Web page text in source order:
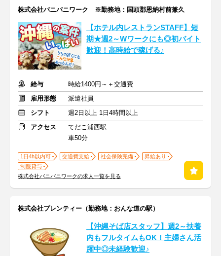
株式会社パニパニワーク ※勤務地：国頭郡恩納村前兼久
【ホテル内レストランSTAFF】短
期★週2～Wワークにも◎初バイト
歓迎！高時給で稼げる♪
給与
時給1400円～＋交通費
雇用形態
派遣社員
シフト
週2日以上 1日4時間以上
アクセス
てだこ浦西駅
車50分
1日4h以内可 交通費支給 社会保険完備
昇給あり
制服貸与
株式会社パニパニワークの求人一覧を見る
株式会社プレンティー（勤務地：おんな道の駅）
【沖縄そば店スタッフ】週2～扶養
内もフルタイムもOK！主婦さん活
躍中◎未経験歓迎♪